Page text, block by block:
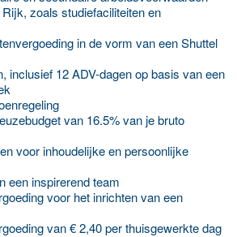
zoals studiefaciliteiten en
in de vorm van een Shuttel
inclusief 12 ADV-dagen op basis van een
van 16.5% van je bruto
voor inhoudelijke en persoonlijke
een inspirerend team
voor het inrichten van een
van € 2,40 per thuisgewerkte dag